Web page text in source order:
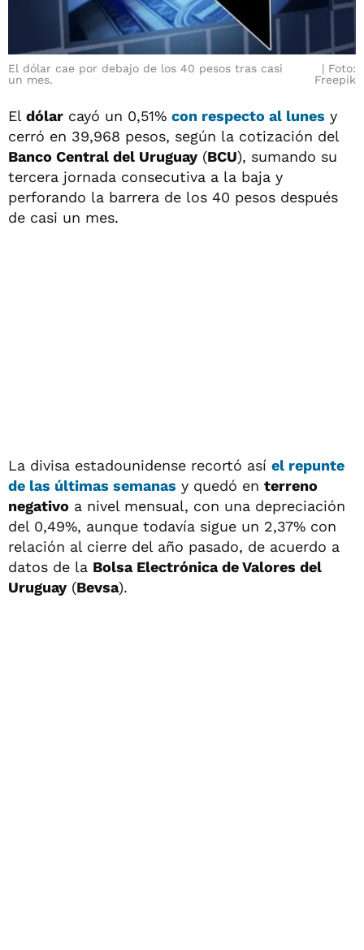
El dólar cae por debajo de los 40 pesos tras casi
un mes.
Foto:
Freepik
El dólar cayó un 0,51% con respecto al lunes y
cerró en 39,968 pesos, según la cotización del
Banco Central del Uruguay (BCU), sumando su
tercera jornada consecutiva a la baja y
perforando la barrera de los 40 pesos después
de casi un mes.
La divisa estadounidense recortó así el repunte
de las últimas semanas y quedó en terreno
negativo a nivel mensual, con una depreciación
del 0,49%, aunque todavía sigue un 2,37% con
relación al cierre del año pasado, de acuerdo a
datos de la Bolsa Electrónica de Valores del
Uruguay (Bevsa).